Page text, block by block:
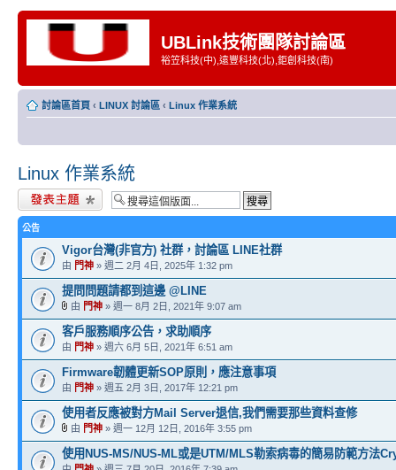
UBLink技術團隊討論區
裕笠科技(中),遠豐科技(北),鉅創科技(南)
討論區首頁 ‹ LINUX 討論區 ‹ Linux 作業系統
Linux 作業系統
發表新主題
公告
Vigor台灣(非官方) 社群，討論區 LINE社群
由 門神 » 週二 2月 4日, 2025年 1:32 pm
提問問題請都到這邊 @LINE
由 門神 » 週一 8月 2日, 2021年 9:07 am
客戶服務順序公告，求助順序
由 門神 » 週六 6月 5日, 2021年 6:51 am
Firmware韌體更新SOP原則，應注意事項
由 門神 » 週五 2月 3日, 2017年 12:21 pm
使用者反應被對方Mail Server退信,我們需要那些資料查修
由 門神 » 週一 12月 12日, 2016年 3:55 pm
使用NUS-MS/NUS-ML或是UTM/MLS勒索病毒的簡易防範方法